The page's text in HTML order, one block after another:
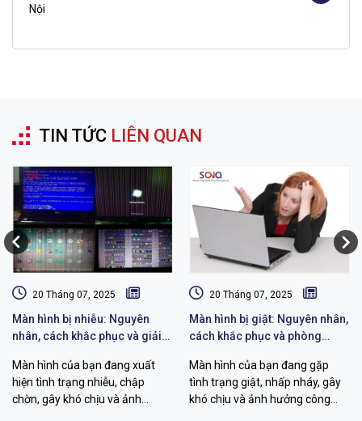
Nội
TIN TỨC LIÊN QUAN
20 Tháng 07, 2025
Màn hình bị nhiễu: Nguyên
nhân, cách khắc phục và giải
Màn hình của bạn đang xuất
hiện tình trạng nhiễu, chập
chờn, gây khó chịu và ảnh
20 Tháng 07, 2025
Màn hình bị giật: Nguyên nhân,
cách khắc phục và phòng
Màn hình của bạn đang gặp
tình trạng giật, nhấp nháy, gây
khó chịu và ảnh hưởng công